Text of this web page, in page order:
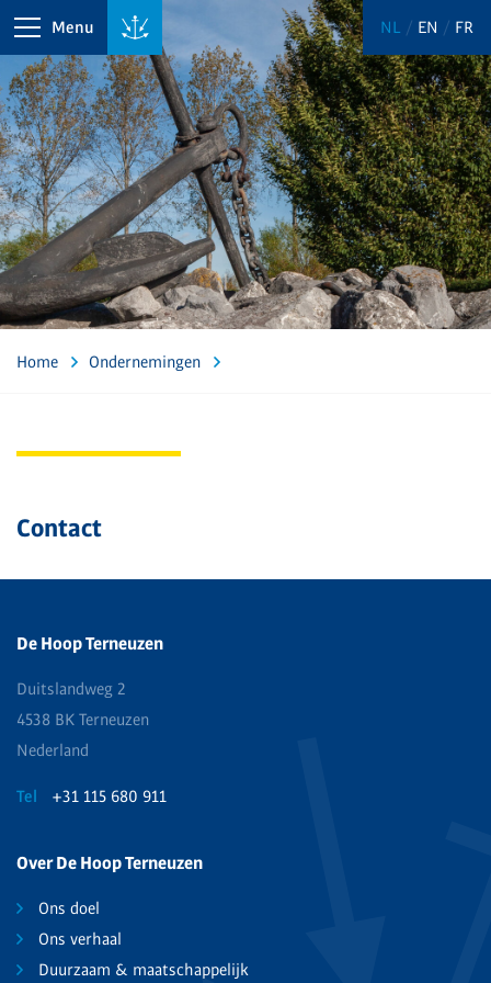
Menu NL EN FR
Home Ondernemingen
Contact
De Hoop Terneuzen
Duitslandweg 2
4538 BK Terneuzen
Nederland
Tel +31 115 680 911
Over De Hoop Terneuzen
Ons doel
Ons verhaal
Duurzaam & maatschappelijk